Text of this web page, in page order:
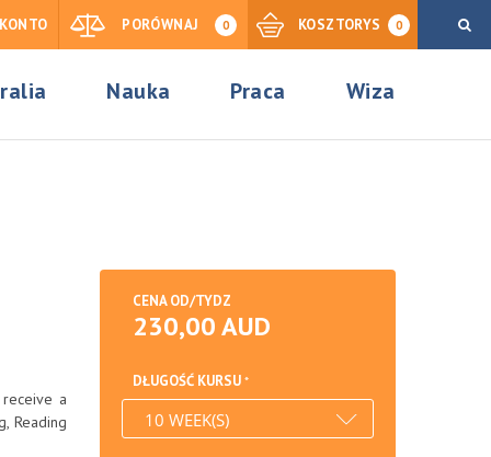
KONTO PORÓWNAJ 0 KOSZTORYS 0
Nauka Praca Wiza
a
Reading
CENA OD/TYDZ
230,00 AUD
DŁUGOŚĆ KURSU